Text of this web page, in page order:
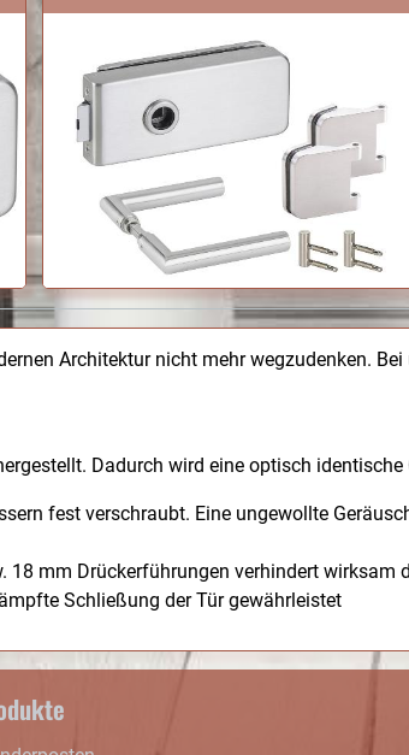
Architektur nicht mehr wegzudenken.
Dadurch wird eine optisch
fest verschraubt. Eine ungewollte
mm Drückerführungen verhindert wirksam
Schließung der Tür gewährleistet